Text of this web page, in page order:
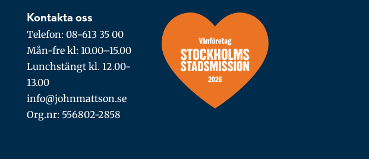
Kontakta oss
Telefon: 08-613 35 00
Mån-fre kl: 10.00–15.00
Lunchstängt kl. 12.00-
13.00
info@johnmattson.se
Org.nr: 556802-2858